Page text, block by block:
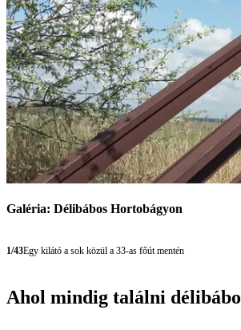
Galéria: Délibábos Hortobágyon
1/43Egy kilátó a sok közül a 33-as főút mentén
Ahol mindig találni